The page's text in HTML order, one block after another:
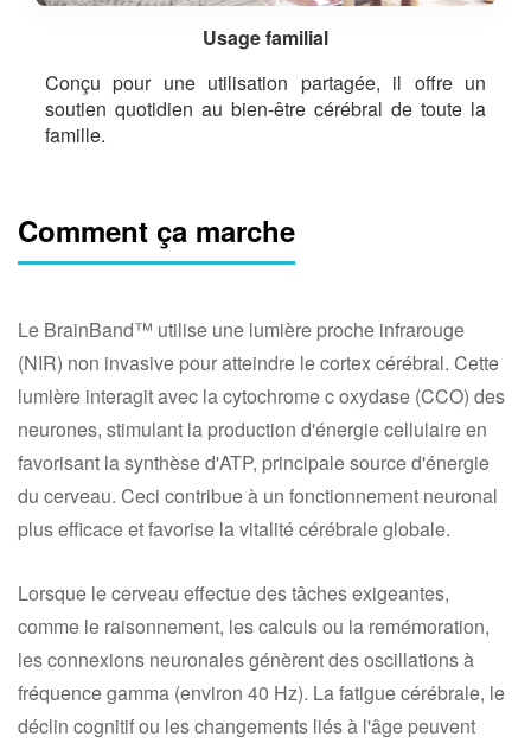
Usage familial
Conçu pour une utilisation partagée, il offre un
soutien quotidien au bien-être cérébral de toute la
famille.
Comment ça marche
Le BrainBand™ utilise une lumière proche infrarouge
(NIR) non invasive pour atteindre le cortex cérébral. Cette
lumière interagit avec la cytochrome c oxydase (CCO) des
neurones, stimulant la production d'énergie cellulaire en
favorisant la synthèse d'ATP, principale source d'énergie
du cerveau. Ceci contribue à un fonctionnement neuronal
plus efficace et favorise la vitalité cérébrale globale.
Lorsque le cerveau effectue des tâches exigeantes,
comme le raisonnement, les calculs ou la remémoration,
les connexions neuronales génèrent des oscillations à
fréquence gamma (environ 40 Hz). La fatigue cérébrale, le
déclin cognitif ou les changements liés à l'âge peuvent